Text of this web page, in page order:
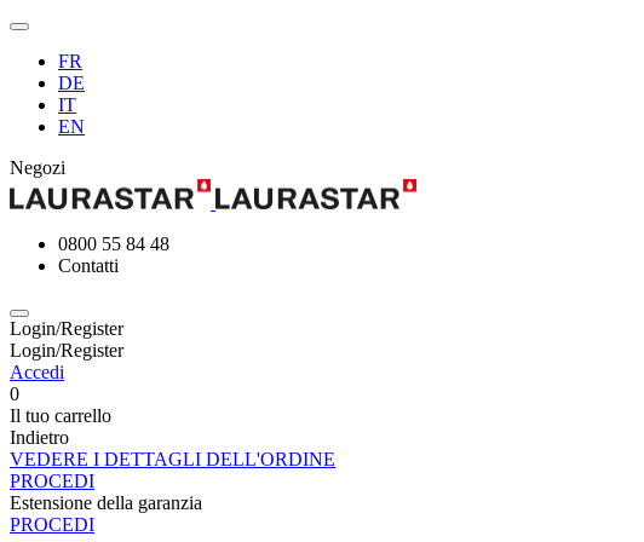
FR
DE
IT
EN
Negozi
0800 55 84 48
Contatti
Login/Register
Login/Register
Accedi
0
Il tuo carrello
Indietro
VEDERE I DETTAGLI DELL'ORDINE
PROCEDI
Estensione della garanzia
PROCEDI